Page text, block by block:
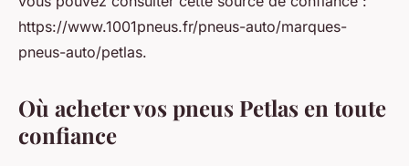
https://www.1001pneus.fr/pneus-auto/marques-
pneus-auto/petlas.
Où acheter vos pneus Petlas en toute
confiance